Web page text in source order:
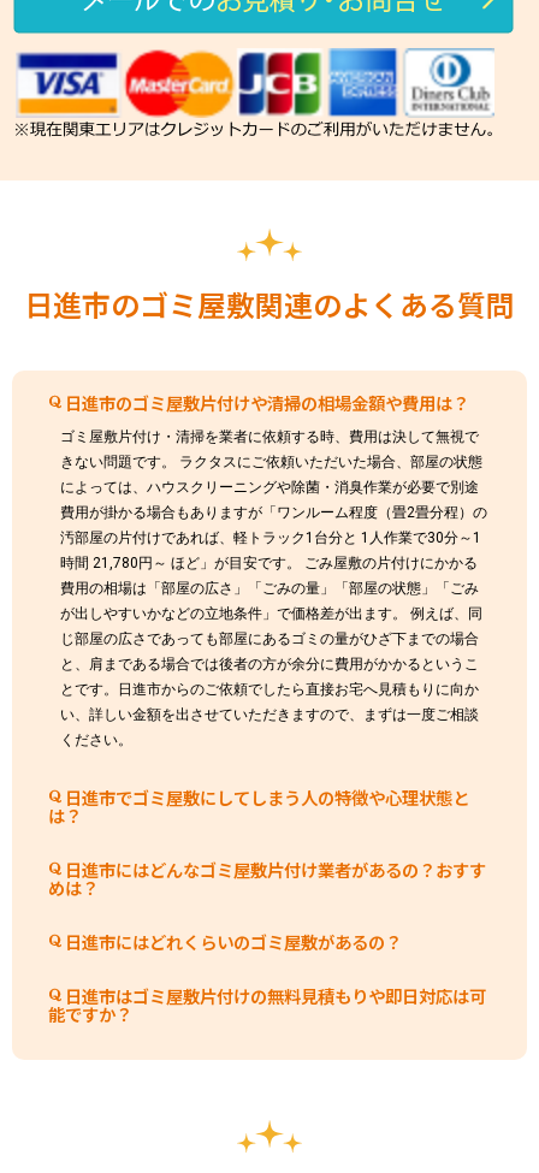
日進市のゴミ屋敷関連のよくある質問
日進市のゴミ屋敷片付けや清掃の相場金額や費用は？
ゴミ屋敷片付け・清掃を業者に依頼する時、費用は決して無視で
きない問題です。 ラクタスにご依頼いただいた場合、部屋の状態
によっては、ハウスクリーニングや除菌・消臭作業が必要で別途
費用が掛かる場合もありますが「ワンルーム程度（畳2畳分程）の
汚部屋の片付けであれば、軽トラック1台分と 1人作業で30分～1
時間 21,780円～ ほど」が目安です。 ごみ屋敷の片付けにかかる
費用の相場は「部屋の広さ」「ごみの量」「部屋の状態」「ごみ
が出しやすいかなどの立地条件」で価格差が出ます。 例えば、同
じ部屋の広さであっても部屋にあるゴミの量がひざ下までの場合
と、肩まである場合では後者の方が余分に費用がかかるというこ
とです。日進市からのご依頼でしたら直接お宅へ見積もりに向か
い、詳しい金額を出させていただきますので、まずは一度ご相談
ください。
日進市でゴミ屋敷にしてしまう人の特徴や心理状態と
は？
日進市にはどんなゴミ屋敷片付け業者があるの？おすす
めは？
日進市にはどれくらいのゴミ屋敷があるの？
日進市はゴミ屋敷片付けの無料見積もりや即日対応は可
能ですか？